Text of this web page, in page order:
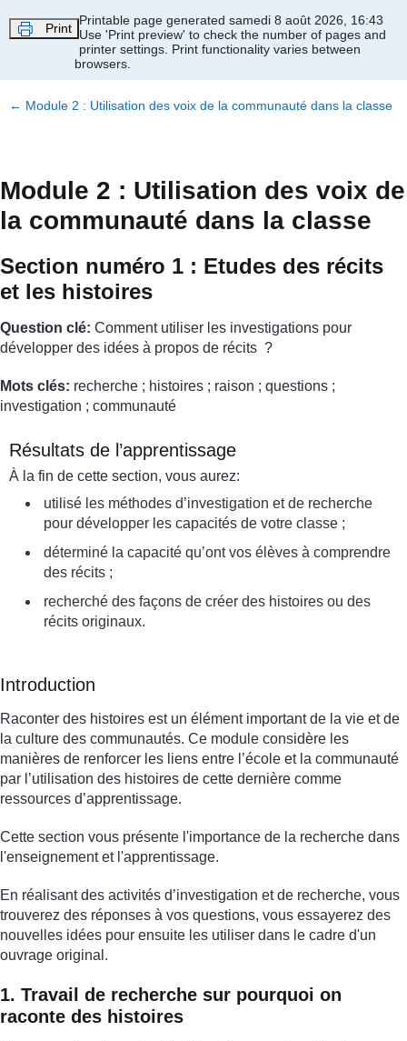
Print
Printable page generated samedi 8 août 2026, 16:43
Use 'Print preview' to check the number of pages and
printer settings. Print functionality varies between
browsers.
← Module 2 : Utilisation des voix de la communauté dans la classe
Module 2 : Utilisation des voix de
la communauté dans la classe
Section numéro 1 : Etudes des récits
et les histoires
Question clé: Comment utiliser les investigations pour
développer des idées à propos de récits ?
Mots clés: recherche ; histoires ; raison ; questions ;
investigation ; communauté
Résultats de l’apprentissage
À la fin de cette section, vous aurez:
utilisé les méthodes d’investigation et de recherche
pour développer les capacités de votre classe ;
déterminé la capacité qu’ont vos élèves à comprendre
des récits ;
recherché des façons de créer des histoires ou des
récits originaux.
Introduction
Raconter des histoires est un élément important de la vie et de
la culture des communautés. Ce module considère les
manières de renforcer les liens entre l’école et la communauté
par l’utilisation des histoires de cette dernière comme
ressources d’apprentissage.
Cette section vous présente l'importance de la recherche dans
l'enseignement et l'apprentissage.
En réalisant des activités d’investigation et de recherche, vous
trouverez des réponses à vos questions, vous essayerez des
nouvelles idées pour ensuite les utiliser dans le cadre d'un
ouvrage original.
1. Travail de recherche sur pourquoi on
raconte des histoires